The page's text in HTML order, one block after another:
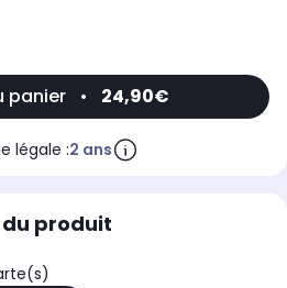
panier • 24,90€
légale :2 ans
produit